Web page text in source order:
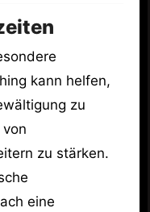
kann helfen,
zu
zu stärken.
eine